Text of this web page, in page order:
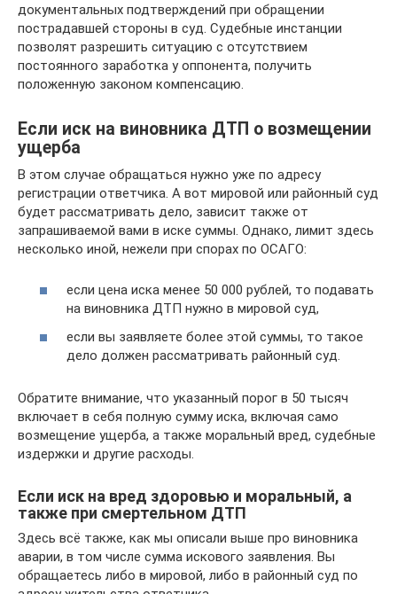
документальных подтверждений при обращении
пострадавшей стороны в суд. Судебные инстанции
позволят разрешить ситуацию с отсутствием
постоянного заработка у оппонента, получить
положенную законом компенсацию.
Если иск на виновника ДТП о возмещении
ущерба
В этом случае обращаться нужно уже по адресу
регистрации ответчика. А вот мировой или районный суд
будет рассматривать дело, зависит также от
запрашиваемой вами в иске суммы. Однако, лимит здесь
несколько иной, нежели при спорах по ОСАГО:
если цена иска менее 50 000 рублей, то подавать
на виновника ДТП нужно в мировой суд,
если вы заявляете более этой суммы, то такое
дело должен рассматривать районный суд.
Обратите внимание, что указанный порог в 50 тысяч
включает в себя полную сумму иска, включая само
возмещение ущерба, а также моральный вред, судебные
издержки и другие расходы.
Если иск на вред здоровью и моральный, а
также при смертельном ДТП
Здесь всё также, как мы описали выше про виновника
аварии, в том числе сумма искового заявления. Вы
обращаетесь либо в мировой, либо в районный суд по